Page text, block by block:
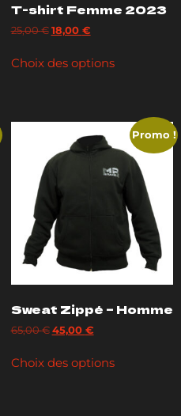
T-shirt Femme 2023
25,00€ 18,00 €
Choix des options
Promo !
Sweat Zippé – Homme
65,00€ 45,00 €
Choix des options